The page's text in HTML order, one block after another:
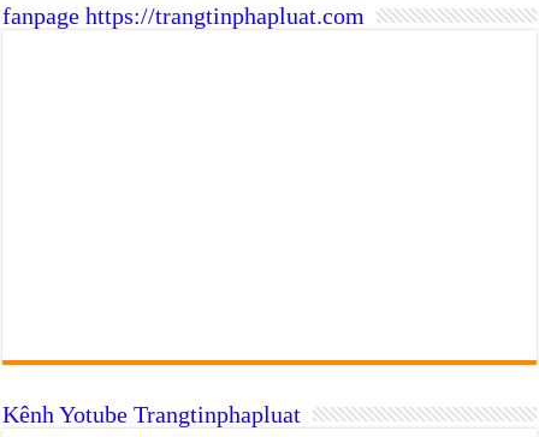
fanpage https://trangtinphapluat.com
Kênh Yotube Trangtinphapluat